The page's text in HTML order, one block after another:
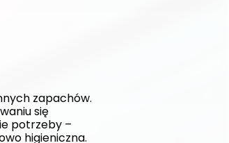
zapachów.
się
potrzeby –
higieniczna.